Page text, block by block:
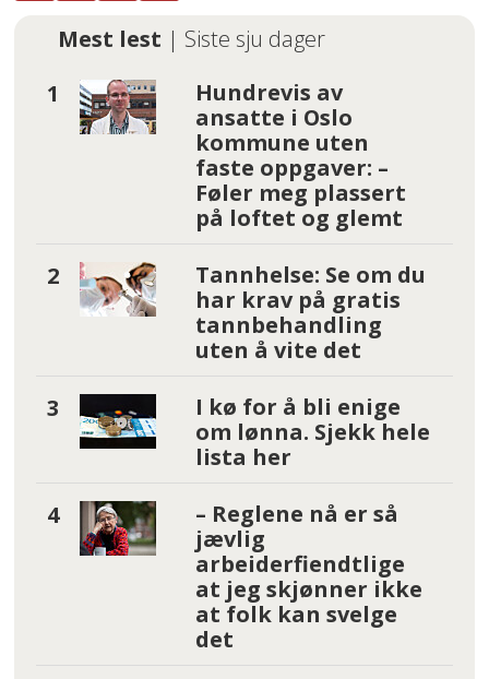
Mest lest | Siste sju dager
Hundrevis av
ansatte i Oslo
kommune uten
faste oppgaver: –
Føler meg plassert
på loftet og glemt
Tannhelse: Se om du
har krav på gratis
tannbehandling
uten å vite det
I kø for å bli enige
om lønna. Sjekk hele
lista her
– Reglene nå er så
jævlig
arbeiderfiendtlige
at jeg skjønner ikke
at folk kan svelge
det